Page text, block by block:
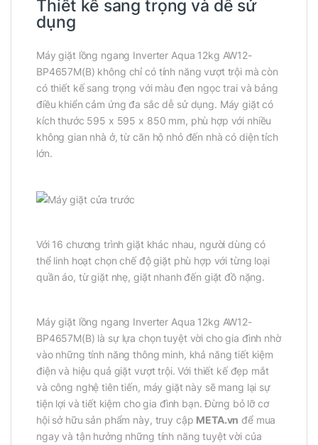
Thiết kế sang trọng và dễ sử
dụng
Máy giặt lồng ngang Inverter Aqua 12kg AW12-
BP4657M(B) không chỉ có tính năng vượt trội mà còn
có thiết kế sang trọng với màu đen ngọc trai và bảng
điều khiển cảm ứng đa sắc dễ sử dụng. Máy giặt có
kích thước 595 x 595 x 850 mm, phù hợp với nhiều
không gian nhà ở, từ căn hộ nhỏ đến nhà có diện tích
lớn.
Với 16 chương trình giặt khác nhau, người dùng có
thể linh hoạt chọn chế độ giặt phù hợp với từng loại
quần áo, từ giặt nhẹ, giặt nhanh đến giặt đồ nặng.
Máy giặt lồng ngang Inverter Aqua 12kg AW12-
BP4657M(B) là sự lựa chọn tuyệt vời cho gia đình nhờ
vào những tính năng thông minh, khả năng tiết kiệm
điện và hiệu quả giặt vượt trội. Với thiết kế đẹp mắt
và công nghệ tiên tiến, máy giặt này sẽ mang lại sự
tiện lợi và tiết kiệm cho gia đình bạn. Đừng bỏ lỡ cơ
hội sở hữu sản phẩm này, truy cập META.vn để mua
ngay và tận hưởng những tính năng tuyệt vời của